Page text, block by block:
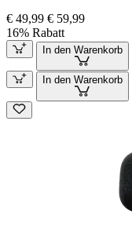
€ 49,99 € 59,99
16% Rabatt
In den Warenkorb
In den Warenkorb